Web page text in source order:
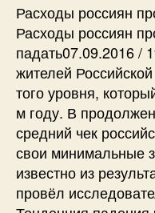
Расходы россиян
Расходы россиян
падать07.09.2016 /
жителей
того уровня,
м году. В
средний чек
свои минимальные
известно из
провёл